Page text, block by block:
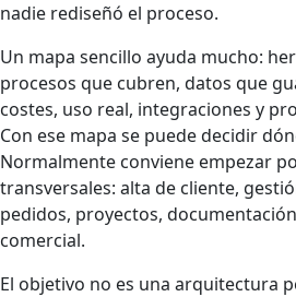
nadie rediseñó el proceso.
Un mapa sencillo ayuda mucho:
procesos que cubren, datos que
costes, uso real, integraciones y
Con ese mapa se puede decidir
Normalmente conviene empezar
transversales: alta de cliente,
pedidos, proyectos,
comercial.
El objetivo no es una arquitectura